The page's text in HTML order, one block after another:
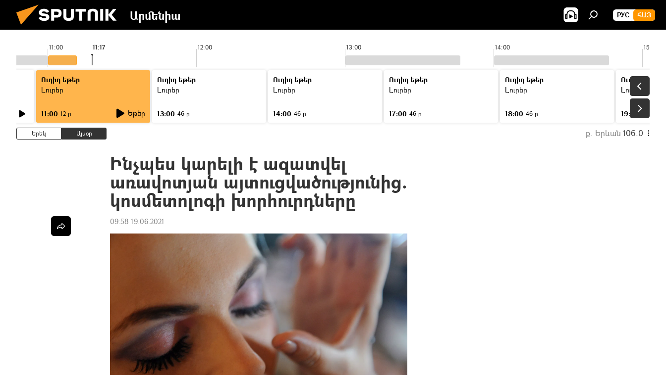
Արմենիա РУС ՀԱՅ
11:00 12:00 13:00 14:00 15:00
11:17
Ուղիղ եթեր
Լուրեր
11:00 12 ր Եթեր
Ուղիղ եթեր
Լուրեր
13:00 46 ր
Ուղիղ եթեր
Լուրեր
14:00 46 ր
Ուղիղ եթեր
Լուրեր
17:00 46 ր
Ուղիղ եթեր
Լուրեր
18:00 46 ր
Ուղիղ եթեր
Լուրեր
19:00
Երեկ Այսօր ք. Երևան 106.0
Ինչպես կարելի է ազատվել
առավոտյան այտուցվածությունից.
կոսմետոլոգի խորհուրդները
09:58 19.06.2021